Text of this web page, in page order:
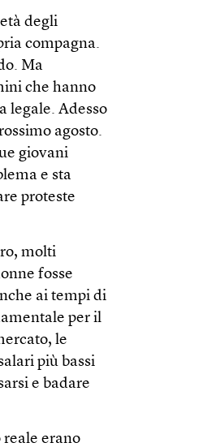
degli
compagna.
Ma
che hanno
legale. Adesso
agosto.
giovani
e sta
proteste
molti
fosse
ai tempi di
per il
le
più bassi
e badare
erano